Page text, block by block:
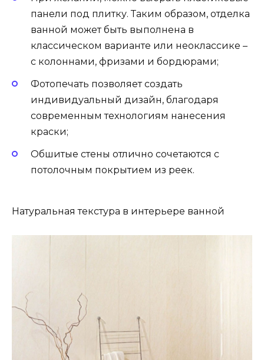
панели под плитку. Таким образом, отделка
ванной может быть выполнена в
классическом варианте или неоклассике –
с колоннами, фризами и бордюрами;
Фотопечать позволяет создать
индивидуальный дизайн, благодаря
современным технологиям нанесения
краски;
Обшитые стены отлично сочетаются с
потолочным покрытием из реек.
Натуральная текстура в интерьере ванной